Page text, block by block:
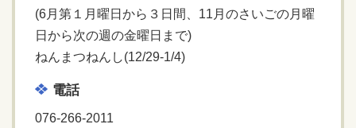
(6月第１月曜日から３日間、11月のさいごの月曜
日から次の週の金曜日まで)
ねんまつねんし(12/29-1/4)
電話
076-266-2011